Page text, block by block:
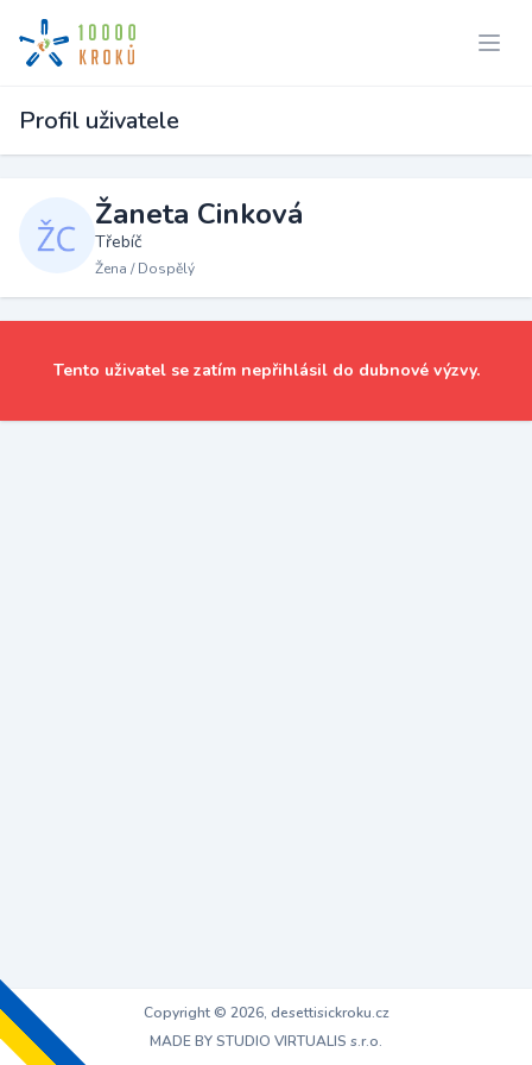
Profil uživatele
Žaneta Cinková
Třebíč
Žena / Dospělý
Tento uživatel se zatím nepřihlásil do dubnové výzvy.
Copyright © 2026, desettisickroku.cz
MADE BY STUDIO VIRTUALIS s.r.o.